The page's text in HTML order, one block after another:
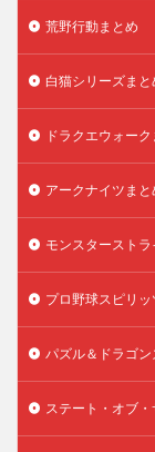
荒野行動まとめ
白猫シリーズまと
ドラクエウォー
アークナイツまと
モンスタースト
プロ野球スピリ
パズル＆ドラゴン
ステート・オブ